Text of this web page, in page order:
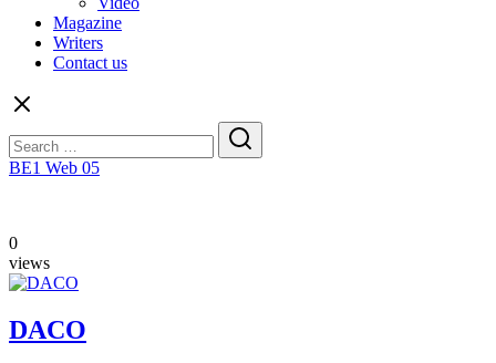
Magazine
Writers
Contact us
for:
BE1 Web 05
0
views
DACO